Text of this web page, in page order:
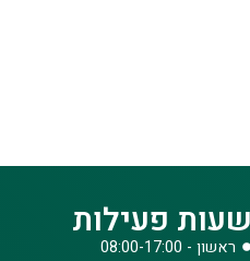
שעות פעילות
ראשון - 08:00-17:00